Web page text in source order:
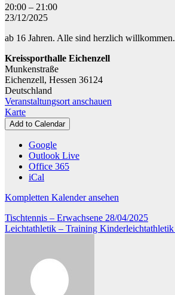
Turnen
-
Workout
20:00 – 21:00
23/12/2025
ab 16 Jahren. Alle sind herzlich willkommen.
Kreissporthalle Eichenzell
Munkenstraße
Eichenzell, Hessen 36124
Deutschland
Veranstaltungsort anschauen
KarteKreissporthalle
Eichenzell
Add to Calendar
Google
Outlook Live
Office 365
iCal
Kompletten Kalender ansehen
Beitragsnavigation
Tischtennis – Erwachsene 28/04/2025
Leichtathletik – Training Kinderleichtathletik